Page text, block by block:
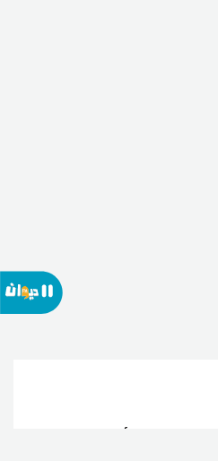
في أسعار